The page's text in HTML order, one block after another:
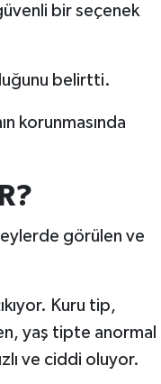
bir seçenek
belirtti.
korunmasında
görülen ve
Kuru tip,
yaş tipte anormal
ve ciddi oluyor.